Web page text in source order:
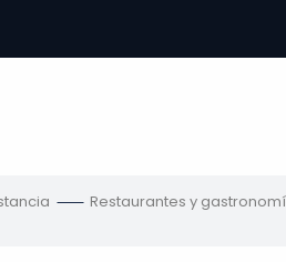
Restaurantes y